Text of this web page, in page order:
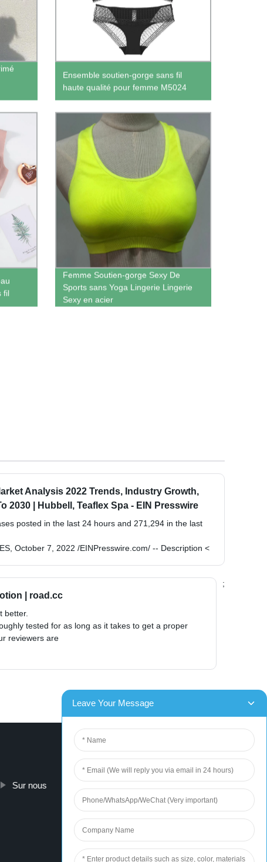
Ensemble soutien-gorge sans fil
haute qualité pour femme M5024
fil
Femme Soutien-gorge Sexy De
Sports sans Yoga Lingerie Lingerie
Sexy en acier
Analysis 2022 Trends, Industry Growth,
2030 | Hubbell, Teaflex Spa - EIN Presswire
posted in the last 24 hours and 271,294 in the last
October 7, 2022 /EINPresswire.com/ -- Description <
| road.cc
better.
tested for as long as it takes to get a proper
reviewers are
;
Sur nous